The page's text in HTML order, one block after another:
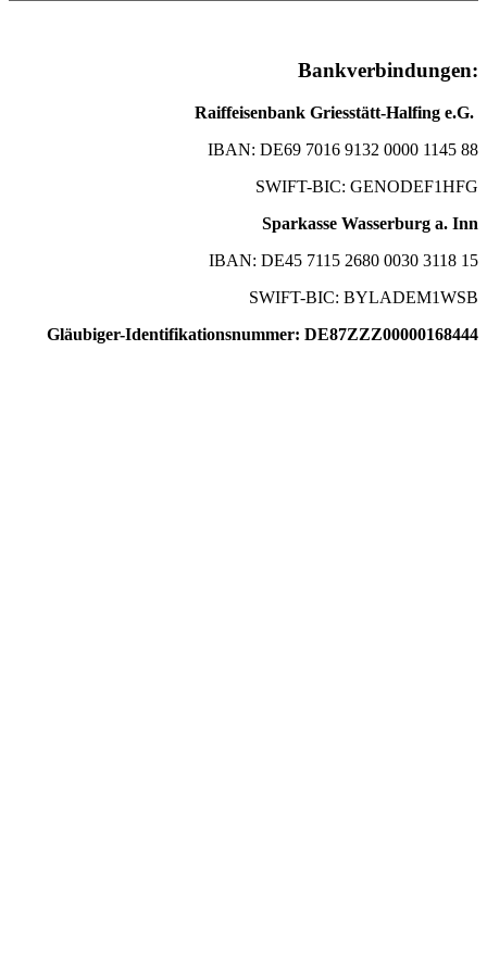
Bankverbindungen:
Raiffeisenbank Griesstätt-Halfing e.G.
IBAN: DE69 7016 9132 0000 1145 88
SWIFT-BIC: GENODEF1HFG
Sparkasse Wasserburg a. Inn
IBAN: DE45 7115 2680 0030 3118 15
SWIFT-BIC: BYLADEM1WSB
Gläubiger-Identifikationsnummer: DE87ZZZ00000168444